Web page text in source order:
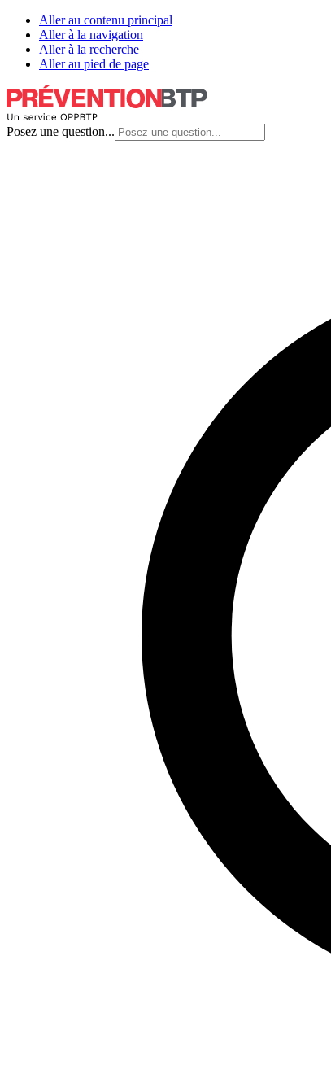
Aller au contenu principal
Aller à la navigation
Aller à la recherche
Aller au pied de page
Posez une question...